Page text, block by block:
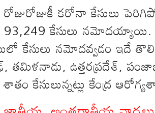
కరోనా కేసులు
93,249 కేసులు నమోదయ్యాయి.
కేసులు నమోదవ్వడం ఇదే
తమిళనాడు, ఉత్తరప్రదేశ్‌,
కేసులున్నట్లు కేంద్ర